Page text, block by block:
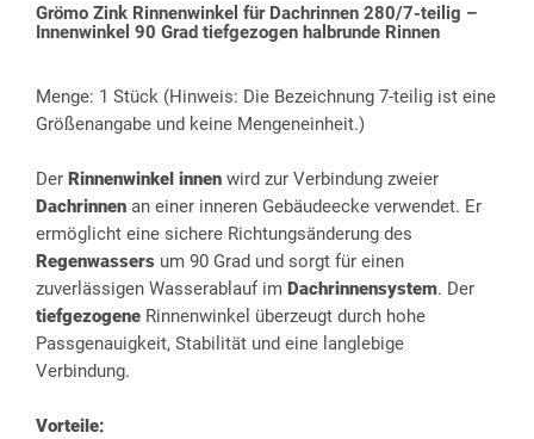
Grömo Zink Rinnenwinkel für Dachrinnen 280/7-teilig –
Innenwinkel 90 Grad tiefgezogen halbrunde Rinnen
Menge: 1 Stück (Hinweis: Die Bezeichnung 7-teilig ist eine
Größenangabe und keine Mengeneinheit.)
Der Rinnenwinkel innen wird zur Verbindung zweier
Dachrinnen an einer inneren Gebäudeecke verwendet. Er
ermöglicht eine sichere Richtungsänderung des
Regenwassers um 90 Grad und sorgt für einen
zuverlässigen Wasserablauf im Dachrinnensystem. Der
tiefgezogene Rinnenwinkel überzeugt durch hohe
Passgenauigkeit, Stabilität und eine langlebige
Verbindung.
Vorteile: